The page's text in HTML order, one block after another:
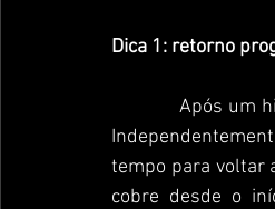
Dica 1: retorno
             Após um hiato do exercício, o corpo precisa retornar às condições prévias naturalmente.
tempo para voltar
cobre desde o